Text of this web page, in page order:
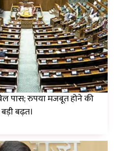
पास; रुपया मजबूत होने की
बढ़त।